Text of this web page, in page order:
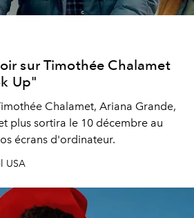
sur Timothée Chalamet
Up"
Chalamet, Ariana Grande,
plus sortira le 10 décembre au
écrans d'ordinateur.
USA